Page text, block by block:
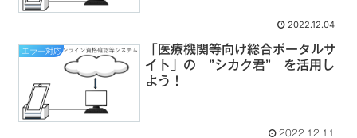
2022.12.04
エラー対応
「医療機関等向け総合ポータルサ
イト」の ”シカク君” を活用し
よう！
2022.12.11